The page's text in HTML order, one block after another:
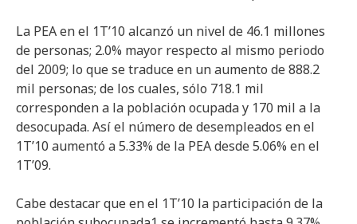
La PEA en el 1T’10 alcanzó un nivel de 46.1 millones
de personas; 2.0% mayor respecto al mismo periodo
del 2009; lo que se traduce en un aumento de 888.2
mil personas; de los cuales, sólo 718.1 mil
corresponden a la población ocupada y 170 mil a la
desocupada. Así el número de desempleados en el
1T’10 aumentó a 5.33% de la PEA desde 5.06% en el
1T’09.
Cabe destacar que en el 1T’10 la participación de la